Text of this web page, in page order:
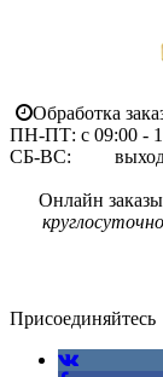
Обработка
ПН-ПТ: с 09:00 -
СБ-ВС:
Онлайн
круглосуточно
Присоединяйтесь